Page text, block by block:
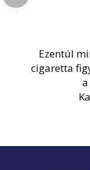
Ezentúl
cigaretta